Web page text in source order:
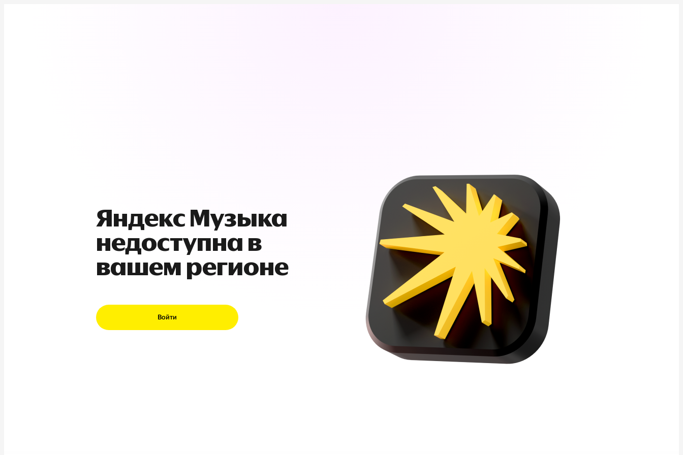
Яндекс Музыка
недоступна в
вашем регионе
Войти